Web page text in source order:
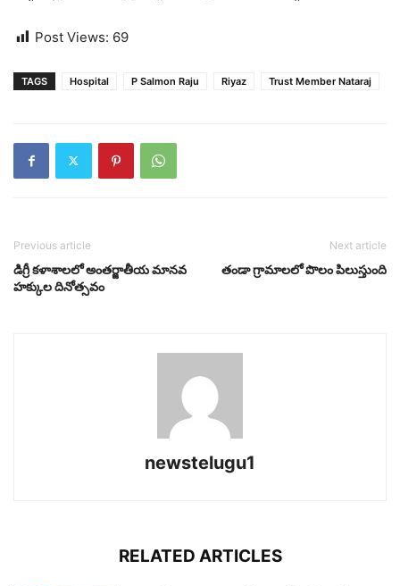
Post Views: 69
TAGS Hospital P Salmon Raju Riyaz Trust Member Nataraj
Previous article
డిగ్రీ కళాశాలలో అంతర్జాతీయ మానవ
హక్కుల దినోత్సవం
Next article
తండా గ్రామాలలో పొలం పిలుస్తుంది
newstelugu1
RELATED ARTICLES